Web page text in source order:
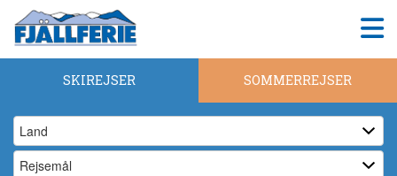
SKIREJSER SOMMERREJSER